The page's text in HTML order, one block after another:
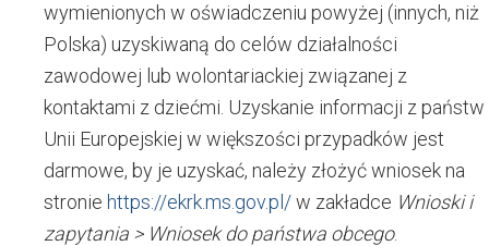
wymienionych w oświadczeniu powyżej (innych, niż
Polska) uzyskiwaną do celów działalności
zawodowej lub wolontariackiej związanej z
kontaktami z dziećmi. Uzyskanie informacji z państw
Unii Europejskiej w większości przypadków jest
darmowe, by je uzyskać, należy złożyć wniosek na
stronie https://ekrk.ms.gov.pl/w zakładce Wnioski i
zapytania > Wniosek do państwa obcego.